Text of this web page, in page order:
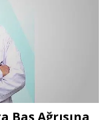
Baş Ağrısına